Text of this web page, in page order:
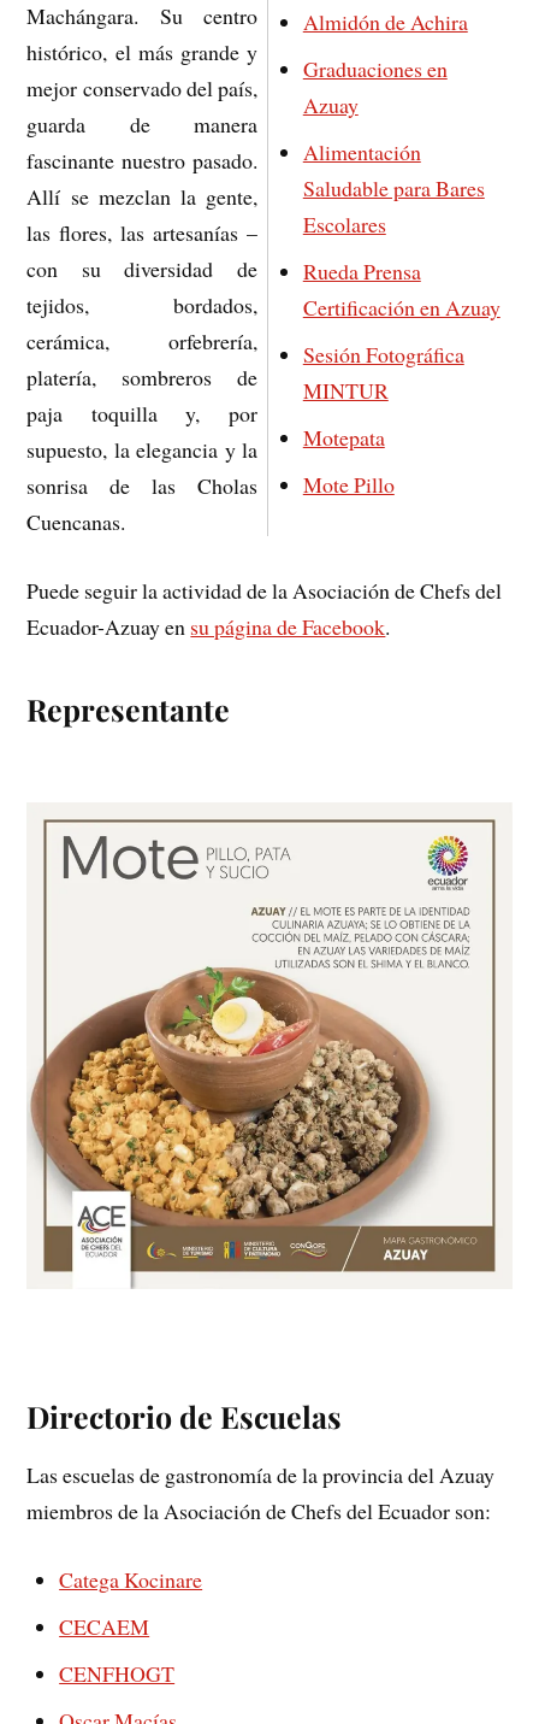
Almidón de Achira
Graduaciones en
Azuay
Alimentación
Saludable para Bares
Escolares
Rueda Prensa
Certificación en Azuay
Sesión Fotográfica
MINTUR
Motepata
Mote Pillo
Machángara. Su centro
histórico, el más grande y
mejor conservado del país,
guarda de manera
fascinante nuestro pasado.
Allí se mezclan la gente,
las ﬂores, las artesanías –
con su diversidad de
tejidos, bordados,
cerámica, orfebrería,
platería, sombreros de
paja toquilla y, por
supuesto, la elegancia y la
sonrisa de las Cholas
Cuencanas.
Puede seguir la actividad de la Asociación de Chefs del
Ecuador-Azuay en su página de Facebook.
Representante
Directorio de Escuelas
Las escuelas de gastronomía de la provincia del Azuay
miembros de la Asociación de Chefs del Ecuador son:
Catega Kocinare
CECAEM
CENFHOGT